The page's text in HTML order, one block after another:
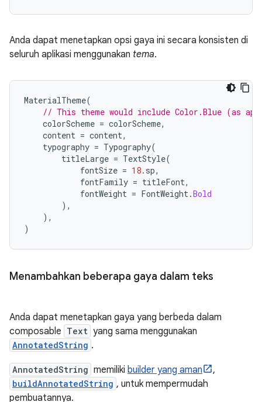
Anda dapat menetapkan opsi gaya ini secara konsisten di
seluruh aplikasi menggunakan tema.
MaterialTheme(
// This theme would include Color.Blue (as
colorScheme = colorScheme,
content = content,
typography = Typography(
titleLarge = TextStyle(
fontSize = 18. sp,
fontFamily = titleFont,
fontWeight = FontWeight.Bold
),
),
)
Menambahkan beberapa gaya dalam teks
Anda dapat menetapkan gaya yang berbeda dalam
composable Text yang sama menggunakan
AnnotatedString .
AnnotatedString memiliki builder yang aman ,
buildAnnotatedString , untuk mempermudah
pembuatannya.